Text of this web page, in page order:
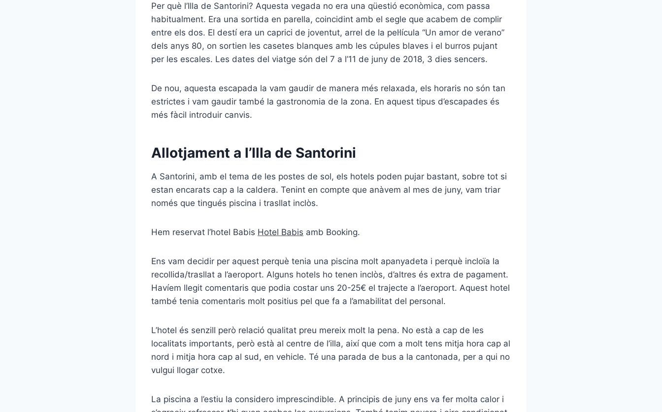
Per què l’Illa de Santorini? Aquesta vegada no era una qüestió econòmica, com passa
habitualment. Era una sortida en parella, coincidint amb el segle que acabem de complir
entre els dos. El destí era un caprici de joventut, arrel de la pel·lícula “Un amor de verano”
dels anys 80, on sortien les casetes blanques amb les cúpules blaves i el burros pujant
per les escales. Les dates del viatge són del 7 a l’11 de juny de 2018, 3 dies sencers.
De nou, aquesta escapada la vam gaudir de manera més relaxada, els horaris no són tan
estrictes i vam gaudir també la gastronomia de la zona. En aquest tipus d’escapades és
més fàcil introduir canvis.
Allotjament a l’Illa de Santorini
A Santorini, amb el tema de les postes de sol, els hotels poden pujar bastant, sobre tot si
estan encarats cap a la caldera. Tenint en compte que anàvem al mes de juny, vam triar
només que tingués piscina i trasllat inclòs.
Hem reservat l’hotel Babis Hotel Babis amb Booking.
Ens vam decidir per aquest perquè tenia una piscina molt apanyadeta i perquè incloïa la
recollida/trasllat a l’aeroport. Alguns hotels ho tenen inclòs, d’altres és extra de pagament.
Havíem llegit comentaris que podia costar uns 20-25€ el trajecte a l’aeroport. Aquest hotel
també tenia comentaris molt positius pel que fa a l’amabilitat del personal.
L’hotel és senzill però relació qualitat preu mereix molt la pena. No està a cap de les
localitats importants, però està al centre de l’illa, així que com a molt tens mitja hora cap al
nord i mitja hora cap al sud, en vehicle. Té una parada de bus a la cantonada, per a qui no
vulgui llogar cotxe.
La piscina a l’estiu la considero imprescindible. A principis de juny ens va fer molta calor i